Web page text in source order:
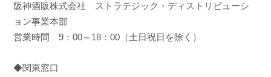
阪神酒販株式会社 ストラテジック・ディストリビューシ
ョン事業本部
営業時間 9：00～18：00（土日祝日を除く）
◆関東窓口